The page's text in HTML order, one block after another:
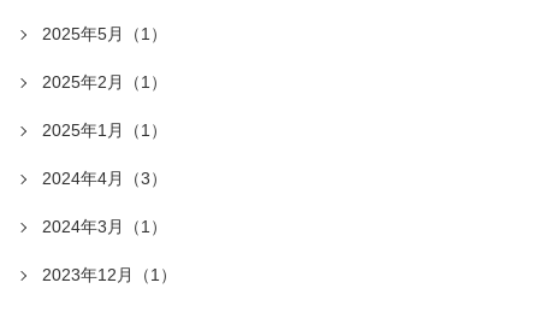
2025年5月（1）
2025年2月（1）
2025年1月（1）
2024年4月（3）
2024年3月（1）
2023年12月（1）